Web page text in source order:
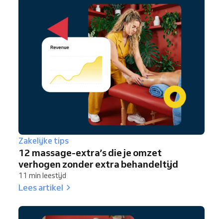
Zakelijke tips
12 massage-extra’s die je omzet
verhogen zonder extra behandeltijd
11 min leestijd
Lees artikel